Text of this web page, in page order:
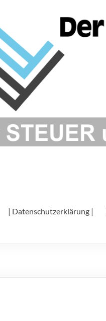
| Datenschutzerklärung |